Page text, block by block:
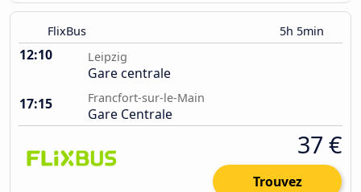
FlixBus 5h 5min
12:10 Leipzig
Gare centrale
17:15
Francfort-sur-le-Main
Gare Centrale
37 €
Trouvez